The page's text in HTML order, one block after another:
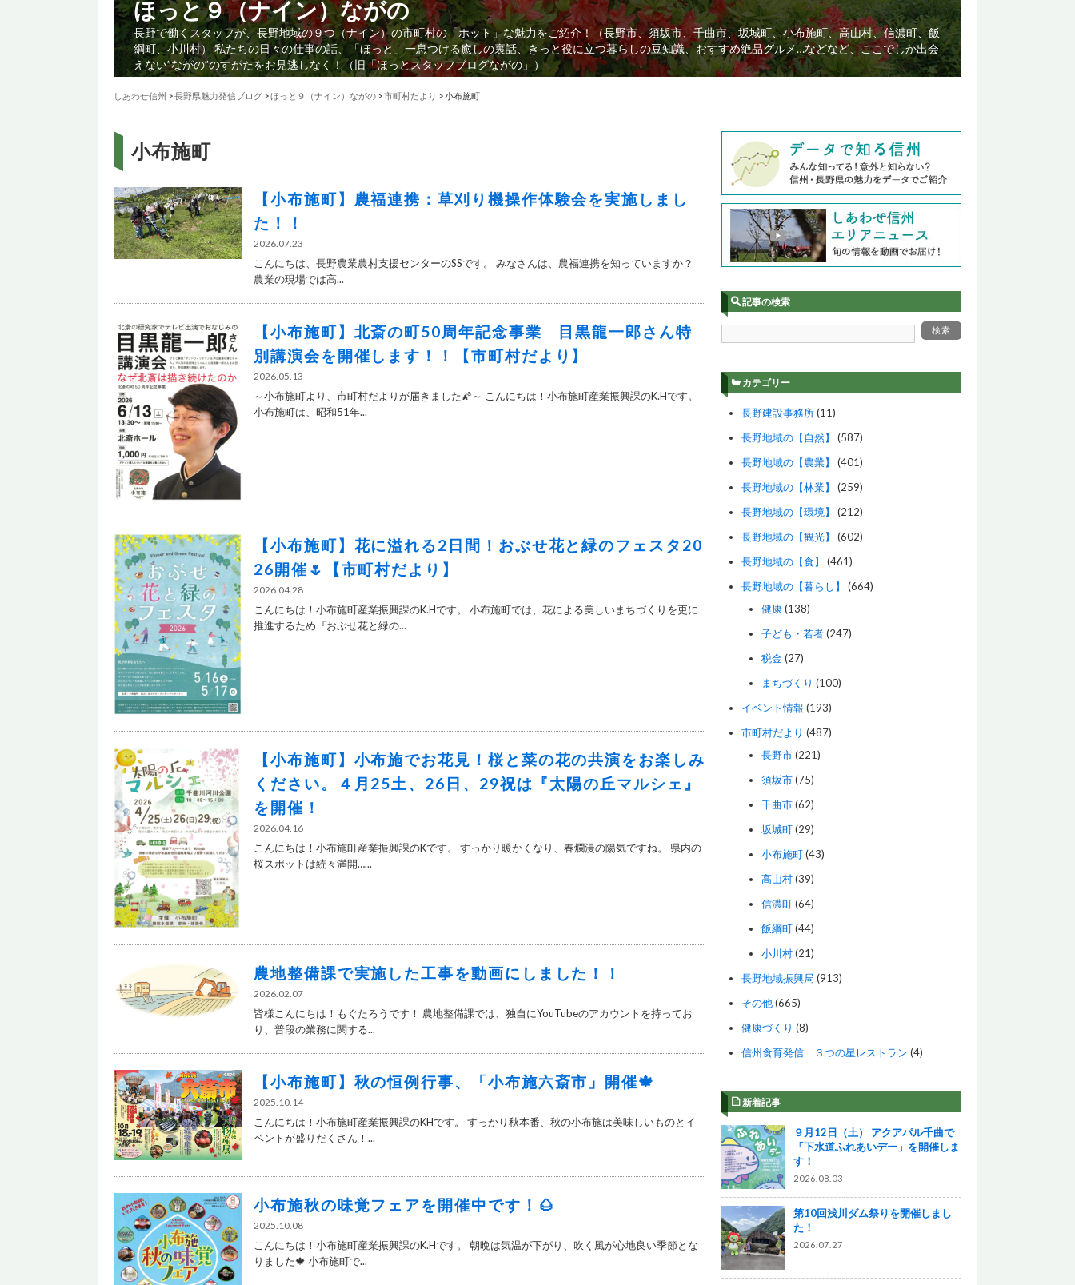
ほっと９（ナイン）ながの
長野で働くスタッフが、長野地域の９つ（ナイン）の市町村の「ホット」な魅力をご紹介！（長野市、須坂市、千曲市、坂城町、小布施町、高山村、信濃町、飯
綱町、小川村） 私たちの日々の仕事の話、「ほっと」一息つける癒しの裏話、きっと役に立つ暮らしの豆知識、おすすめ絶品グルメ…などなど、ここでしか出会
えない”ながの”のすがたをお見逃しなく！（旧「ほっとスタッフブログながの」）
しあわせ信州 >長野県魅力発信ブログ >ほっと９（ナイン）ながの >市町村だより >小布施町
小布施町
【小布施町】農福連携：草刈り機操作体験会を実施しまし
た！！
2026.07.23
こんにちは、長野農業農村支援センターのSSです。 みなさんは、農福連携を知っていますか？
農業の現場では高...
【小布施町】北斎の町50周年記念事業 目黒龍一郎さん特
別講演会を開催します！！【市町村だより】
2026.05.13
～小布施町より、市町村だよりが届きました🌠～ こんにちは！小布施町産業振興課のK.Hです。
小布施町は、昭和51年...
【小布施町】花に溢れる2日間！おぶせ花と緑のフェスタ20
26開催🌷【市町村だより】
2026.04.28
こんにちは！小布施町産業振興課のK.Hです。 小布施町では、花による美しいまちづくりを更に
推進するため『おぶせ花と緑の...
【小布施町】小布施でお花見！桜と菜の花の共演をお楽しみ
ください。４月25土、26日、29祝は『太陽の丘マルシェ』
を開催！
2026.04.16
こんにちは！小布施町産業振興課のKです。 すっかり暖かくなり、春爛漫の陽気ですね。 県内の
桜スポットは続々満開…...
農地整備課で実施した工事を動画にしました！！
2026.02.07
皆様こんにちは！もぐたろうです！ 農地整備課では、独自にYouTubeのアカウントを持ってお
り、普段の業務に関する...
【小布施町】秋の恒例行事、「小布施六斎市」開催🍁
2025.10.14
こんにちは！小布施町産業振興課のKHです。 すっかり秋本番、秋の小布施は美味しいものとイ
ベントが盛りだくさん！...
小布施秋の味覚フェアを開催中です！🌰
2025.10.08
こんにちは！小布施町産業振興課のK.Hです。 朝晩は気温が下がり、吹く風が心地良い季節とな
りました🍁 小布施町で...
記事の検索
カテゴリー
長野建設事務所(11)
長野地域の【自然】
(587)
長野地域の【農業】
(401)
長野地域の【林業】
(259)
長野地域の【環境】
(212)
長野地域の【観光】
(602)
長野地域の【食】
(461)
長野地域の【暮らし】
(664)
健康(138)
子ども・若者(247)
税金(27)
まちづくり (100)
イベント情報 (193)
市町村だより (487)
長野市(221)
須坂市(75)
千曲市(62)
坂城町(29)
小布施町(43)
高山村(39)
信濃町(64)
飯綱町(44)
小川村(21)
長野地域振興局 (913)
その他(665)
健康づくり (8)
信州食育発信 ３つの星レストラン (4)
新着記事
９月12日（土） アクアパル千曲で
「下水道ふれあいデー」を開催しま
す！
2026.08.03
第10回浅川ダム祭りを開催しまし
た！
2026.07.27